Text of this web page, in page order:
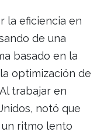
la eficiencia en
de una
basado en la
optimización de
trabajar en
notó que
ritmo lento